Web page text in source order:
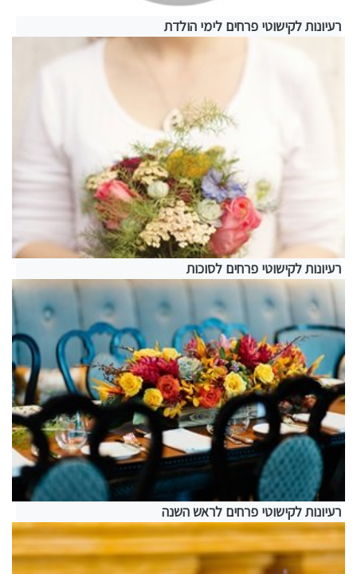
רעיונות לקישוטי פרחים לימי הולדת
רעיונות לקישוטי פרחים לסוכות
רעיונות לקישוטי פרחים לראש השנה